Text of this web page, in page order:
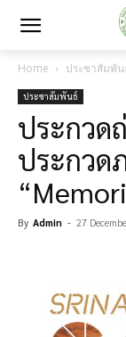
Home ประชาสัมพัน
ประชาสัมพันธ์
ประกวด
ประกวด
By Admin - 27